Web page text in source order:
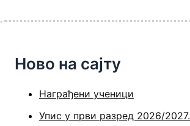
Ново на сајту
Награђени ученици
Упис у први разред 2026/2027.